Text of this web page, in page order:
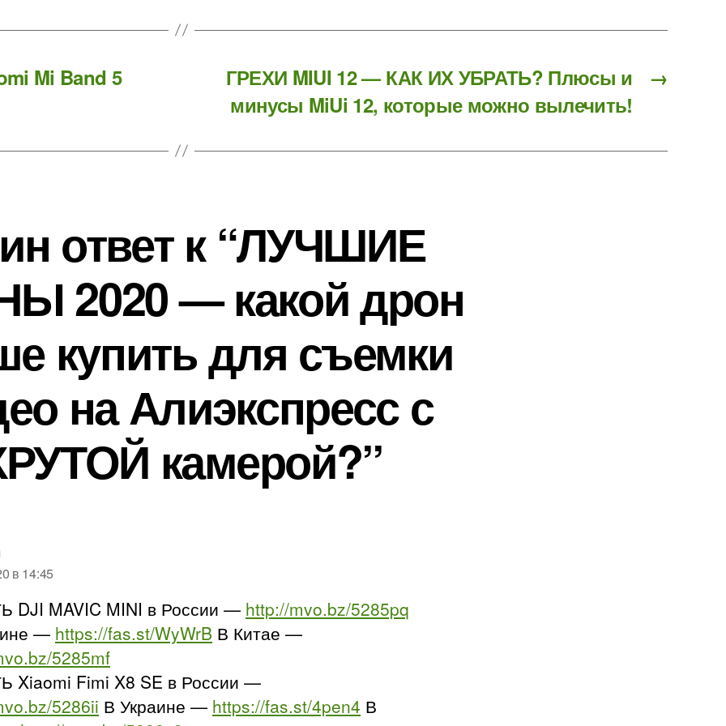
Mi Band 5 →
ГРЕХИ MIUI 12 — КАК ИХ УБРАТЬ? Плюсы и
минусы MiUi 12, которые можно вылечить!
ответ к “ЛУЧШИЕ
2020 — какой дрон
купить для съемки
на Алиэкспресс с
камерой?”
в 14:45
DJI MAVIC MINI в России — http://mvo.bz/5285pq
— https://fas.st/WyWrB В Китае —
5285mf
Xiaomi Fimi X8 SE в России —
5286ii В Украине — https://fas.st/4pen4 В